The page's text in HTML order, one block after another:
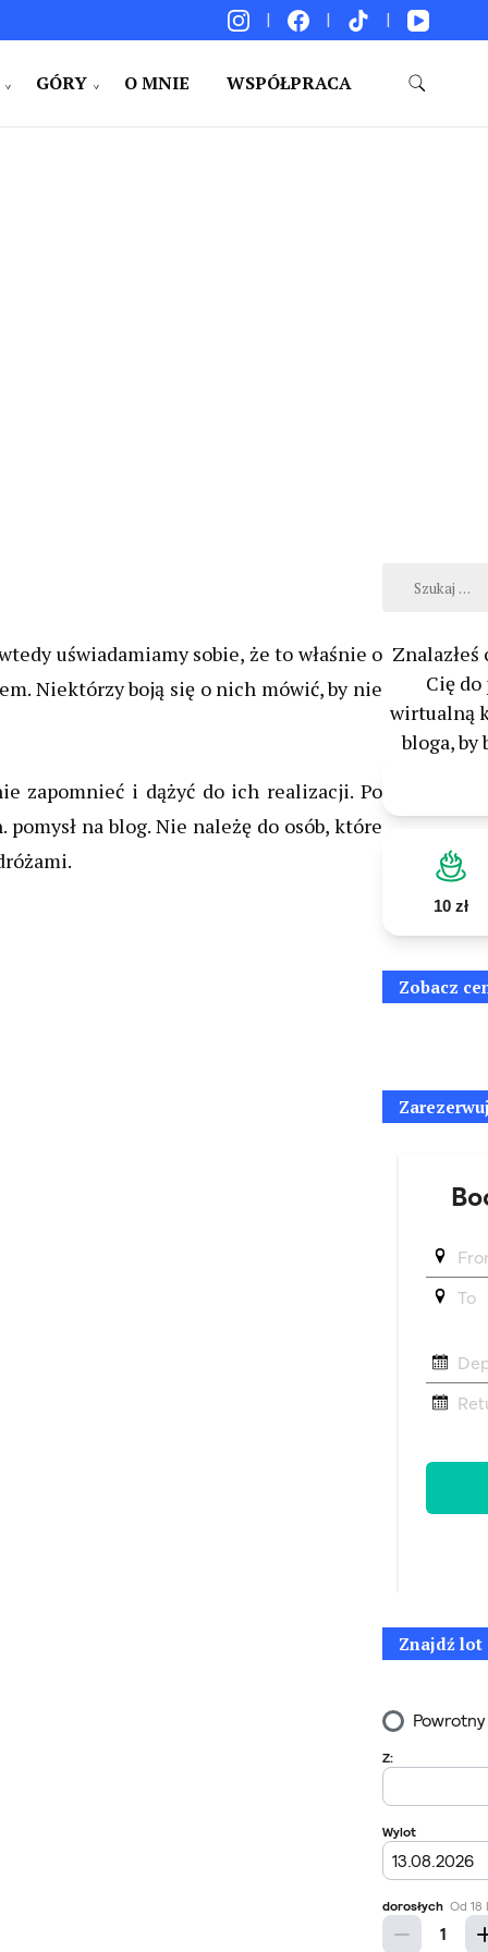
GÓRY O MNIE WSPÓŁPRACA
uświadamiamy sobie, że to właśnie o
Niektórzy boją się o nich mówić, by nie
zapomnieć i dążyć do ich realizacji. Po
na blog. Nie należę do osób, które
Szukaj:
Cię
wirtualną
bloga, by
10 zł
Zobacz
Znajdź lot